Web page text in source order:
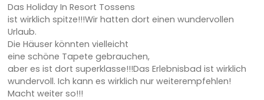
Das Holiday In Resort Tossens
ist wirklich spitze!!!Wir hatten dort einen wundervollen
Urlaub.
Die Häuser könnten vielleicht
eine schöne Tapete gebrauchen,
aber es ist dort superklasse!!!Das Erlebnisbad ist wirklich
wundervoll. Ich kann es wirklich nur weiterempfehlen!
Macht weiter so!!!